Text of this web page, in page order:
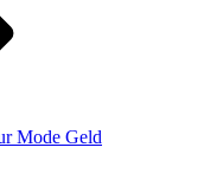
Mode Geld